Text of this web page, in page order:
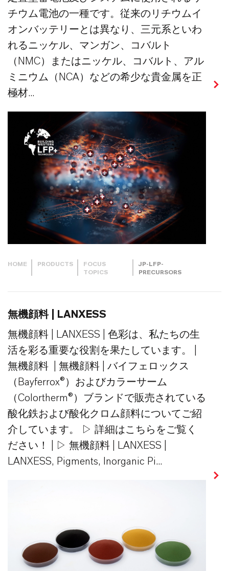
チウム電池の一種です。従来のリチウムイ
オンバッテリーとは異なり、三元系といわ
れるニッケル、マンガン、コバルト
（NMC）またはニッケル、コバルト、アル
ミニウム（NCA）などの希少な貴金属を正
極材...
HOME PRODUCTS
FOCUS
TOPICS
JP-LFP-
PRECURSORS
無機顔料 | LANXESS
無機顔料 | LANXESS | 色彩は、私たちの生
活を彩る重要な役割を果たしています。 |
無機顔料 | 無機顔料 | バイフェロックス
（Bayferrox®）およびカラーサーム
（Colortherm®）ブランドで販売されている
酸化鉄および酸化クロム顔料についてご紹
介しています。 ▷ 詳細はこちらをご覧く
ださい！ | ▷ 無機顔料 | LANXESS |
LANXESS, Pigments, Inorganic Pi...